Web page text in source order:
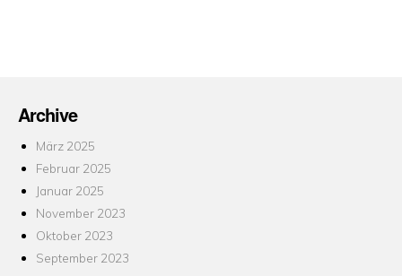
Archive
März 2025
Februar 2025
Januar 2025
November 2023
Oktober 2023
September 2023